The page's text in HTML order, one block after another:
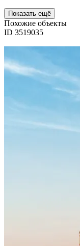
Показать ещё
Похожие объекты
ID 3519035